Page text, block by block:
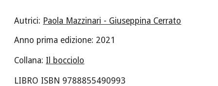
Autrici: Paola Mazzinari - Giuseppina Cerrato
Anno prima edizione: 2021
Collana: Il bocciolo
LIBRO ISBN 9788855490993